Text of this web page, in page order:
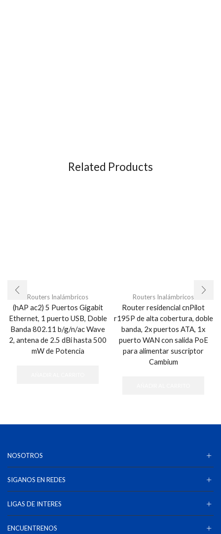
Related Products
Routers Inalámbricos
(hAP ac2) 5 Puertos Gigabit
Ethernet, 1 puerto USB, Doble
Banda 802.11 b/g/n/ac Wave
2, antena de 2.5 dBi hasta 500
mW de Potencia
Routers Inalámbricos
Router residencial cnPilot
r195P de alta cobertura, doble
banda, 2x puertos ATA, 1x
puerto WAN con salida PoE
para alimentar suscriptor
Cambium
NOSOTROS
SIGANOS EN REDES
LIGAS DE INTERES
ENCUENTRENOS